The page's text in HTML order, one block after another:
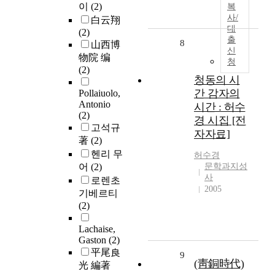
이 (2)
白云翔
(2)
山西博
物院 编
(2)
Pollaiuolo,
Antonio
(2)
고석규
著 (2)
헨리 무
어 (2)
로렌초
기베르티
(2)
Lachaise,
Gaston (2)
平尾良
光 編著
복
사/
대
출
신
청
8
청동의 시
간 감자의
시간 : 허수
경 시집 [전
자자료]
허수경
문학과지성
사
2005
9
(靑銅時代)